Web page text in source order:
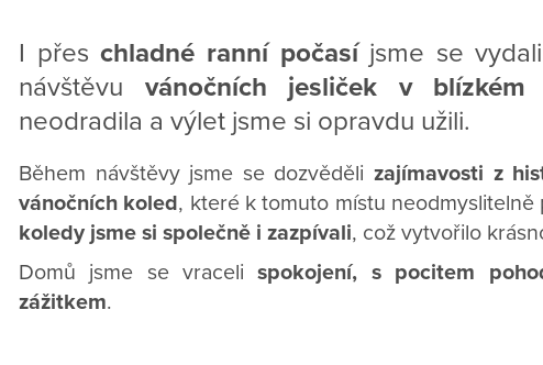
I přeschladné ranní počasíjsme se
návštěvu vánočních jesliček v blízkém
neodradila a výlet jsme si opravdu užili.
Během návštěvy jsme se dozvěděli zajímavosti z
vánočních koled, které k tomuto místu
koledy jsme si společně i zazpívali, což vytvořilo
Domů jsme se vracelispokojení, s pocitem
zážitkem.